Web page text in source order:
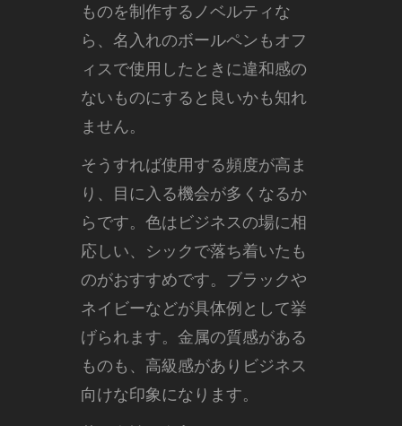
ものを制作するノベルティな
ら、名入れのボールペンもオフ
ィスで使用したときに違和感の
ないものにすると良いかも知れ
ません。
そうすれば使用する頻度が高ま
り、目に入る機会が多くなるか
らです。色はビジネスの場に相
応しい、シックで落ち着いたも
のがおすすめです。ブラックや
ネイビーなどが具体例として挙
げられます。金属の質感がある
ものも、高級感がありビジネス
向けな印象になります。